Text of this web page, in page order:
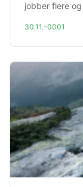
jobber flere
30.11.-0001